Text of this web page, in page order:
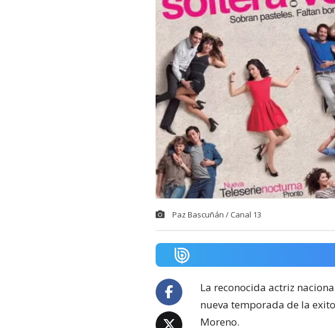
Paz Bascuñán / Canal 13
La reconocida actriz
nueva temporada de la
Moreno.